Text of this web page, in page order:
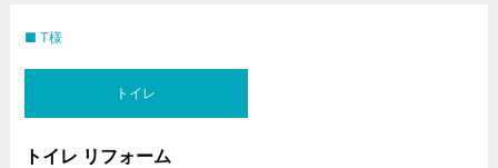
T様
トイレ
トイレ リフォーム